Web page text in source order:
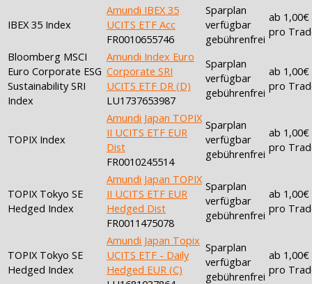
IBEX 35 Index
Amundi IBEX 35
UCITS ETF Acc
FR0010655746
Sparplan
verfügbar
gebührenfrei
ab 1,00€
pro
Bloomberg MSCI
Euro Corporate ESG
Sustainability SRI
Index
Amundi Index Euro
Corporate SRI
UCITS ETF DR (D)
LU1737653987
Sparplan
verfügbar
gebührenfrei
ab 1,00€
pro
TOPIX Index
Amundi Japan TOPIX
II UCITS ETF EUR
Dist
FR0010245514
Sparplan
verfügbar
gebührenfrei
ab 1,00€
pro
TOPIX Tokyo SE
Hedged Index
Amundi Japan TOPIX
II UCITS ETF EUR
Hedged Dist
FR0011475078
Sparplan
verfügbar
gebührenfrei
ab 1,00€
pro
TOPIX Tokyo SE
Hedged Index
Amundi Japan Topix
UCITS ETF - Daily
Hedged EUR (C)
Sparplan
verfügbar
gebührenfrei
ab 1,00€
pro